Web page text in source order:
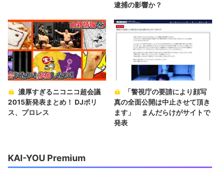
逮捕の影響か？
濃厚すぎるニコニコ超会議
2015新発表まとめ！ DJポリ
ス、プロレス
「警視庁の要請により顔写
真の全面公開は中止させて頂き
ます」 まんだらけがサイトで
発表
KAI-YOU Premium